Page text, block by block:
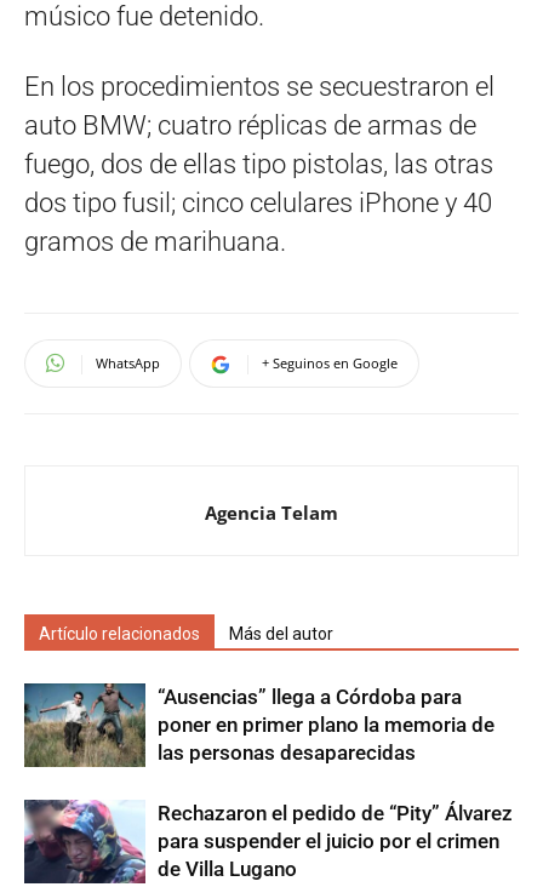
músico fue detenido.
En los procedimientos se secuestraron el
auto BMW; cuatro réplicas de armas de
fuego, dos de ellas tipo pistolas, las otras
dos tipo fusil; cinco celulares iPhone y 40
gramos de marihuana.
WhatsApp + Seguinos en Google
Agencia Telam
Artículo relacionados Más del autor
“Ausencias” llega a Córdoba para
poner en primer plano la memoria de
las personas desaparecidas
Rechazaron el pedido de “Pity” Álvarez
para suspender el juicio por el crimen
de Villa Lugano